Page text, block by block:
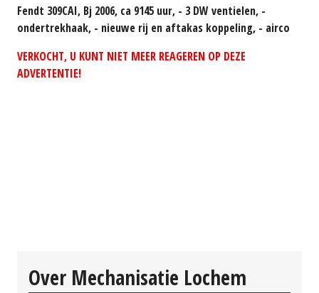
Fendt 309CAI, Bj 2006, ca 9145 uur, - 3 DW ventielen, -
ondertrekhaak, - nieuwe rij en aftakas koppeling, - airco
VERKOCHT, U KUNT NIET MEER REAGEREN OP DEZE
ADVERTENTIE!
Over Mechanisatie Lochem